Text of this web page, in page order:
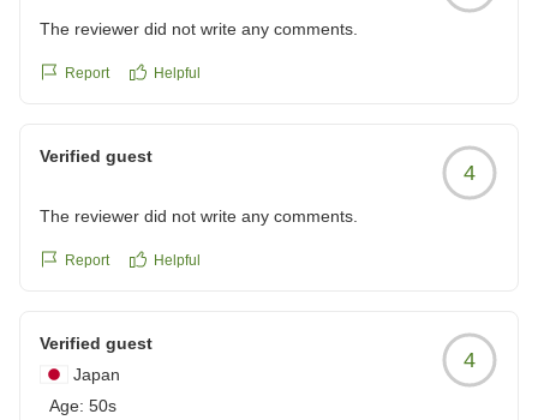
地にございますので、快適にお出かけしていただけたよ
ちよくお過ごしいただけるよう、丁寧なおもてなしと快
また掛川にお越しの機会がございましたら、ぜひ当ホテ
The reviewer did not write any comments.
Report Helpful
Verified guest
4
The reviewer did not write any comments.
Report Helpful
Verified guest
Japan
Age: 50s
4